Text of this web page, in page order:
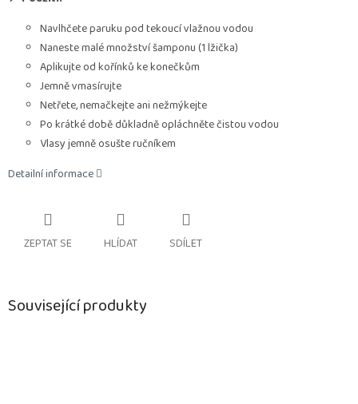
Navlhčete paruku pod tekoucí vlažnou vodou
Naneste malé množství šamponu (1 lžička)
Aplikujte od kořínků ke konečkům
Jemně vmasírujte
Netřete, nemačkejte ani nežmýkejte
Po krátké době důkladně opláchněte čistou vodou
Vlasy jemně osušte ručníkem
Detailní informace
ZEPTAT SE HLÍDAT SDÍLET
Související produkty